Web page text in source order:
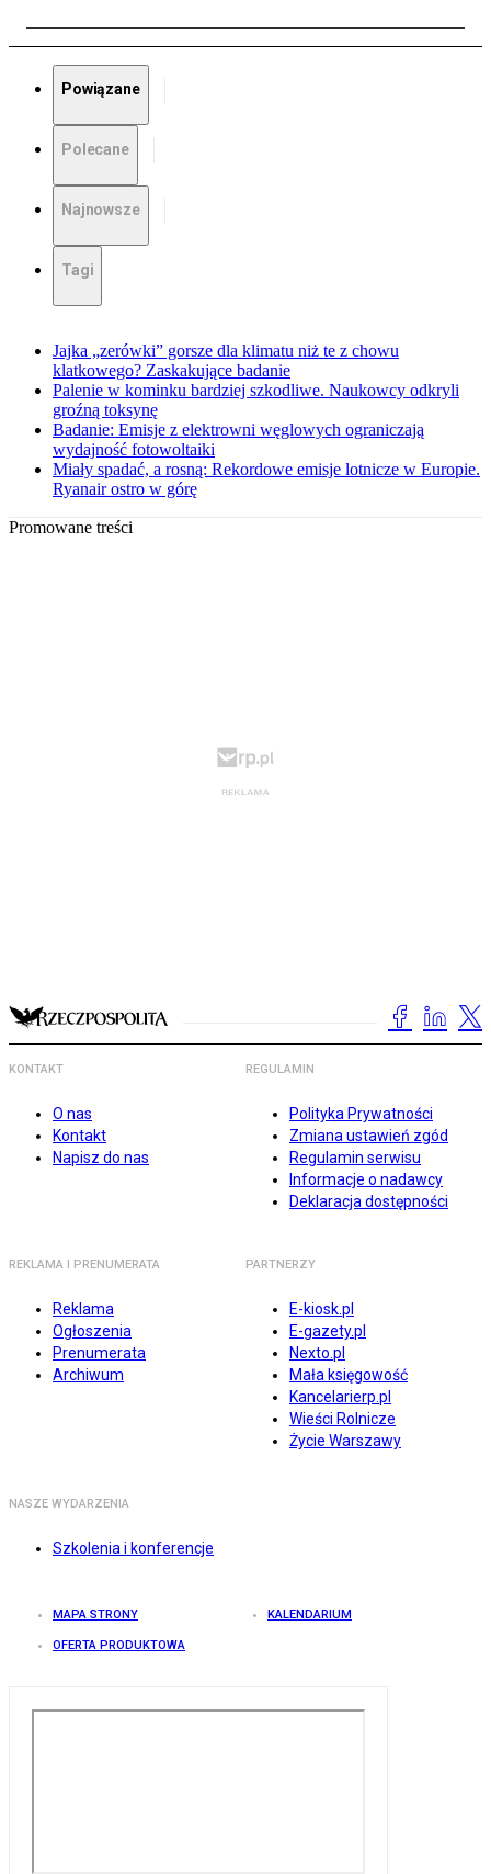
Powiązane
Polecane
Najnowsze
Tagi
Jajka „zerówki” gorsze dla klimatu niż te z chowu
klatkowego? Zaskakujące badanie
Palenie w kominku bardziej szkodliwe. Naukowcy odkryli
groźną toksynę
Badanie: Emisje z elektrowni węglowych ograniczają
wydajność fotowoltaiki
Miały spadać, a rosną: Rekordowe emisje lotnicze w Europie.
Ryanair ostro w górę
Promowane treści
KONTAKT
O nas
Kontakt
Napisz do nas
REGULAMIN
Polityka Prywatności
Zmiana ustawień zgód
Regulamin serwisu
Informacje o nadawcy
Deklaracja dostępności
REKLAMA I PRENUMERATA
Reklama
Ogłoszenia
Prenumerata
Archiwum
PARTNERZY
E-kiosk.pl
E-gazety.pl
Nexto.pl
Mała księgowość
Kancelarierp.pl
Wieści Rolnicze
Życie Warszawy
NASZE WYDARZENIA
Szkolenia i konferencje
MAPA STRONY KALENDARIUM
OFERTA PRODUKTOWA